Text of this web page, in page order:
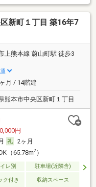
新町１丁目 築16年7
上熊本線 蔚山町駅 徒歩3
月 / 14階建
熊本市中央区新町１丁目
円
2ヶ月
（65.78m2）
レ別
駐車場(近隣含)
ク付き 収納スペース